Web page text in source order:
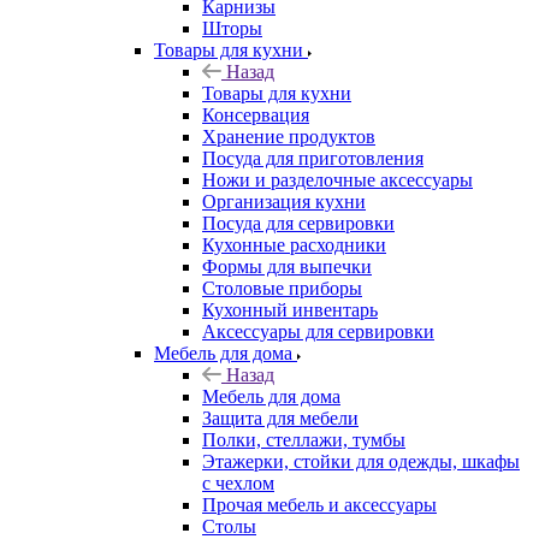
Карнизы
Шторы
Товары для кухни
Назад
Товары для кухни
Консервация
Хранение продуктов
Посуда для приготовления
Ножи и разделочные аксессуары
Организация кухни
Посуда для сервировки
Кухонные расходники
Формы для выпечки
Столовые приборы
Кухонный инвентарь
Аксессуары для сервировки
Мебель для дома
Назад
Мебель для дома
Защита для мебели
Полки, стеллажи, тумбы
Этажерки, стойки для одежды, шкафы
с чехлом
Прочая мебель и аксессуары
Столы